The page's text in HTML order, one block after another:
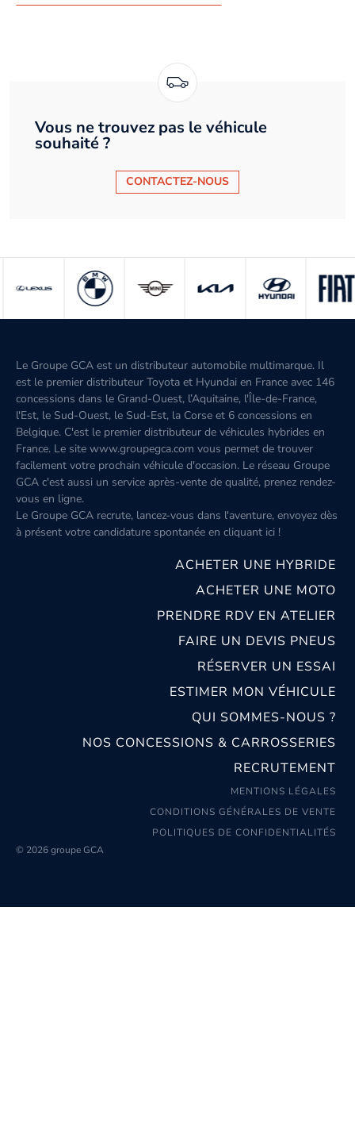
Vous ne trouvez pas le véhicule
souhaité ?
CONTACTEZ-NOUS
Le Groupe GCA est un distributeur automobile multimarque. Il
est le premier distributeur Toyota et Hyundai en France avec 146
concessions dans le Grand-Ouest, l’Aquitaine, l'Île-de-France,
l'Est, le Sud-Ouest, le Sud-Est, la Corse et 6 concessions en
Belgique. C'est le premier distributeur de véhicules hybrides en
France. Le site www.groupegca.com vous permet de trouver
facilement votre prochain véhicule d'occasion. Le réseau Groupe
GCA c'est aussi un service après-vente de qualité, prenez rendez-
vous en ligne.
Le Groupe GCA recrute, lancez-vous dans l'aventure, envoyez dès
à présent votre candidature spontanée en cliquant ici !
ACHETER UNE HYBRIDE
ACHETER UNE MOTO
PRENDRE RDV EN ATELIER
FAIRE UN DEVIS PNEUS
RÉSERVER UN ESSAI
ESTIMER MON VÉHICULE
QUI SOMMES-NOUS ?
NOS CONCESSIONS & CARROSSERIES
RECRUTEMENT
MENTIONS LÉGALES
CONDITIONS GÉNÉRALES DE VENTE
POLITIQUES DE CONFIDENTIALITÉS
© 2026 groupe GCA